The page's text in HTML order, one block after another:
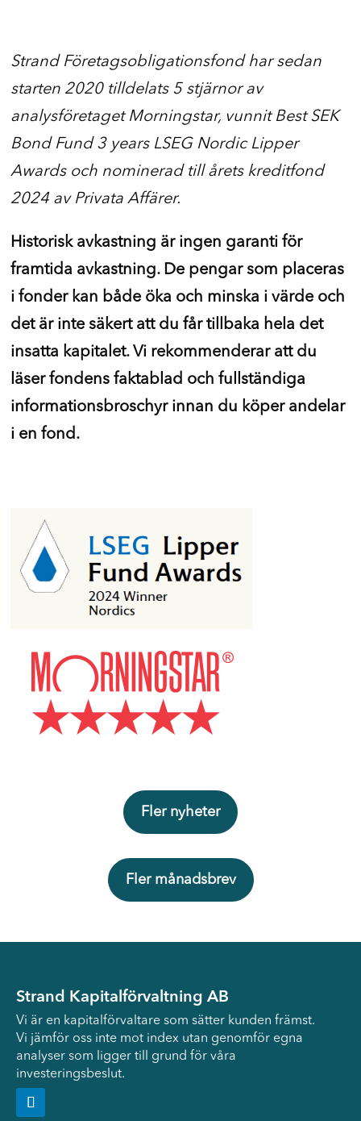
Strand Företagsobligationsfond har sedan
starten 2020 tilldelats 5 stjärnor av
analysföretaget Morningstar, vunnit Best SEK
Bond Fund 3 years LSEG Nordic Lipper
Awards och nominerad till årets kreditfond
2024 av Privata Affärer.
Historisk avkastning är ingen garanti för
framtida avkastning. De pengar som placeras
i fonder kan både öka och minska i värde och
det är inte säkert att du får tillbaka hela det
insatta kapitalet. Vi rekommenderar att du
läser fondens faktablad och fullständiga
informationsbroschyr innan du köper andelar
i en fond.
Fler nyheter
Fler månadsbrev
Strand Kapitalförvaltning AB
Vi är en kapitalförvaltare som sätter kunden främst.
Vi jämför oss inte mot index utan genomför egna
analyser som ligger till grund för våra
investeringsbeslut.